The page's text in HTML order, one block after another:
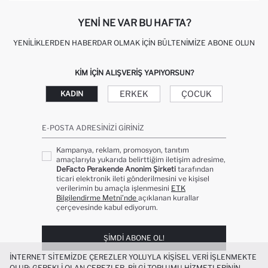
YENI NE VAR BU HAFTA?
YENILIKLERDEN HABERDAR OLMAK İÇIN BÜLTENIMIZE ABONE OLUN
KIM IÇIN ALIŞVERIŞ YAPIYORSUN?
KADIN ERKEK ÇOCUK
E-POSTA ADRESINIZI GIRINIZ
Kampanya, reklam, promosyon, tanıtım
amaçlarıyla yukarıda belirttiğim iletişim adresime,
DeFacto Perakende Anonim Şirketi tarafından
ticari elektronik ileti gönderilmesini ve kişisel
verilerimin bu amaçla işlenmesini ETK
Bilgilendirme Metni’nde açıklanan kurallar
çerçevesinde kabul ediyorum.
ŞIMDI ABONE OL!
İNTERNET SITEMIZDE ÇEREZLER YOLUYLA KIŞISEL VERI IŞLENMEKTE